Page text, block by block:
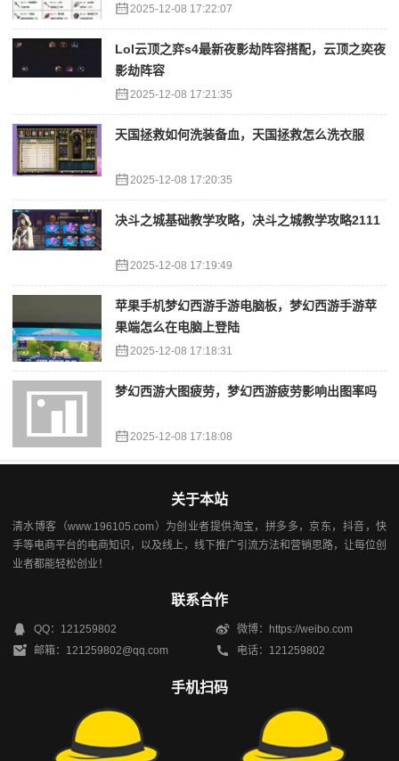
2025-12-08 17:22:07
Lol云顶之弈s4最新夜影劫阵容搭配，云顶之奕夜
影劫阵容
2025-12-08 17:21:35
天国拯救如何洗装备血，天国拯救怎么洗衣服
2025-12-08 17:20:35
决斗之城基础教学攻略，决斗之城教学攻略2111
2025-12-08 17:19:49
苹果手机梦幻西游手游电脑板，梦幻西游手游苹
果端怎么在电脑上登陆
2025-12-08 17:18:31
梦幻西游大图疲劳，梦幻西游疲劳影响出图率吗
2025-12-08 17:18:08
关于本站
清水博客（www.196105.com）为创业者提供淘宝，拼多多，京东，抖音，快
手等电商平台的电商知识，以及线上，线下推广引流方法和营销思路，让每位创
业者都能轻松创业！
联系合作
QQ：121259802
微博：https://weibo.com
邮箱：121259802@qq.com
电话：121259802
手机扫码